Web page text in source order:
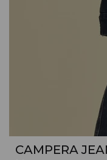
CAMPERA